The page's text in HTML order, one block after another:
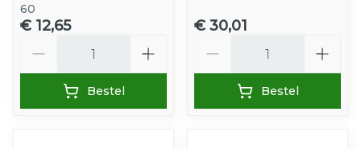
60
€ 12,65
Bestel
€ 30,01
Bestel